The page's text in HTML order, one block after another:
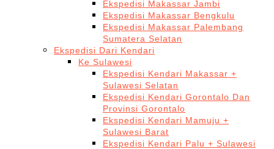
Ekspedisi Makassar Jambi
Ekspedisi Makassar Bengkulu
Ekspedisi Makassar Palembang
Sumatera Selatan
Ekspedisi Dari Kendari
Ke Sulawesi
Ekspedisi Kendari Makassar +
Sulawesi Selatan
Ekspedisi Kendari Gorontalo Dan
Provinsi Gorontalo
Ekspedisi Kendari Mamuju +
Sulawesi Barat
Ekspedisi Kendari Palu + Sulawesi